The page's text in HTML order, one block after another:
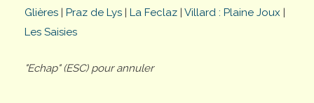
Glières | Praz de Lys | La Feclaz | Villard : Plaine Joux |
Les Saisies
"Echap" (ESC) pour annuler